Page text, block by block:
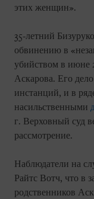
этих женщин».
35-летний
обвинению в
убийством в июне
Аскарова. Его
инстанций, и в
насильственными
г. Верховный суд
рассмотрение.
Наблюдатели на
Райтс Вотч, что в
родственников